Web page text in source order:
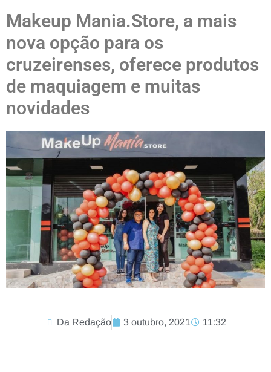
Makeup Mania.Store, a mais
nova opção para os
cruzeirenses, oferece produtos
de maquiagem e muitas
novidades
Da Redação 3 outubro, 2021 11:32